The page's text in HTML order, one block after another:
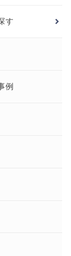
す
例